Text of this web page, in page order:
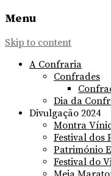
Menu
Skip to content
A Confraria
Confrades
Dia da
Divulgação 2024
Montra
Festival dos
Património
Festival do